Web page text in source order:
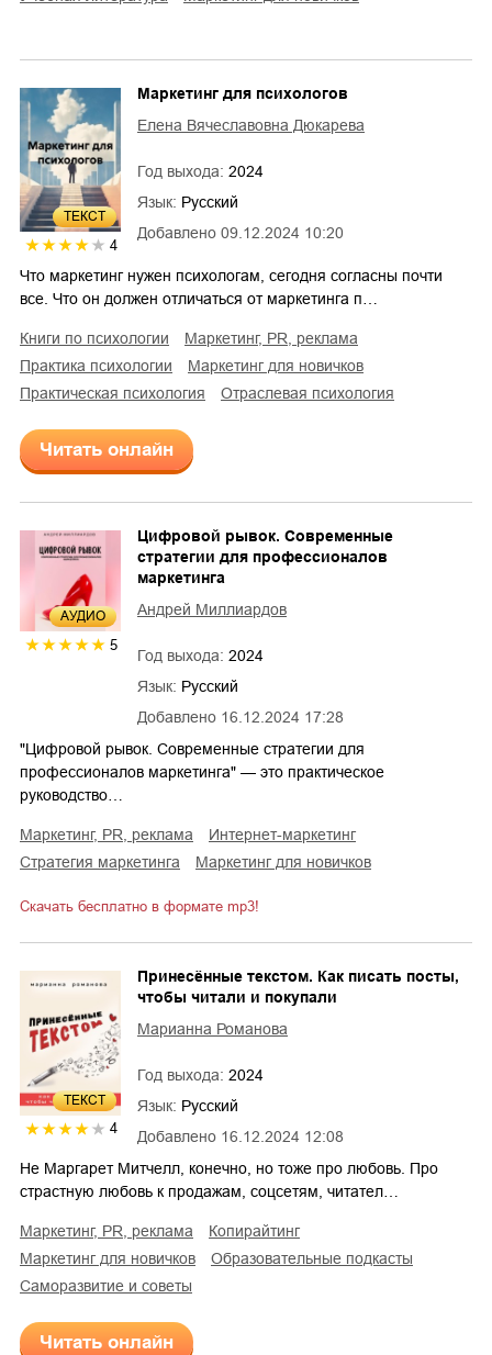
ТЕКСТ
4
Добавлено 09.12.2024 10:20
Маркетинг для психологов
Елена Вячеславовна Дюкарева
Год выхода: 2024
Язык: Русский
Что маркетинг нужен психологам, сегодня согласны почти
все. Что он должен отличаться от маркетинга п…
книги по психологии
маркетинг, PR, реклама
практика психологии
маркетинг для новичков
практическая психология
отраслевая психология
Читать онлайн
AУДИО
5
Добавлено 16.12.2024 17:28
Цифровой рывок. Современные
стратегии для профессионалов
маркетинга
Андрей Миллиардов
Год выхода: 2024
Язык: Русский
"Цифровой рывок. Современные стратегии для
профессионалов маркетинга" — это практическое
руководство…
маркетинг, PR, реклама
интернет-маркетинг
стратегия маркетинга
маркетинг для новичков
Скачать бесплатно в формате mp3!
ТЕКСТ
4 Добавлено 16.12.2024 12:08
Принесённые текстом. Как писать посты,
чтобы читали и покупали
Марианна Романова
Год выхода: 2024
Язык: Русский
Не Маргарет Митчелл, конечно, но тоже про любовь. Про
страстную любовь к продажам, соцсетям, читател…
маркетинг, PR, реклама
копирайтинг
маркетинг для новичков
образовательные подкасты
саморазвитие и советы
Читать онлайн